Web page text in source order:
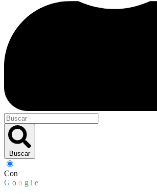
Buscar
Con
G o o g l e